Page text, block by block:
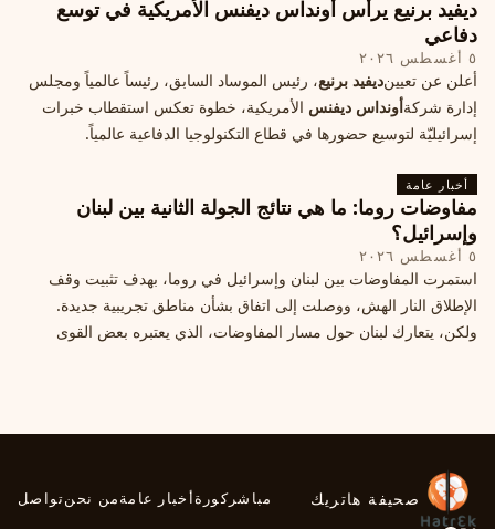
ديفيد برنيع يرأس أونداس ديفنس الأمريكية في توسع
دفاعي
٥ أغسطس ٢٠٢٦
أعلن عن تعيينديفيد برنيع، رئيس الموساد السابق، رئيساً عالمياً ومجلس
إدارة شركةأونداس ديفنس الأمريكية، خطوة تعكس استقطاب خبرات
إسرائيليّة لتوسيع حضورها في قطاع التكنولوجيا الدفاعية عالمياً.
أخبار عامة
مفاوضات روما: ما هي نتائج الجولة الثانية بين لبنان
وإسرائيل؟
٥ أغسطس ٢٠٢٦
استمرت المفاوضات بين لبنان وإسرائيل في روما، بهدف تثبيت وقف
الإطلاق النار الهش، ووصلت إلى اتفاق بشأن مناطق تجريبية جديدة.
ولكن، يتعارك لبنان حول مسار المفاوضات، الذي يعتبره بعض القوى
صحيفة هاتريك مباشر كورةأخبار عامةمن نحنتواصل